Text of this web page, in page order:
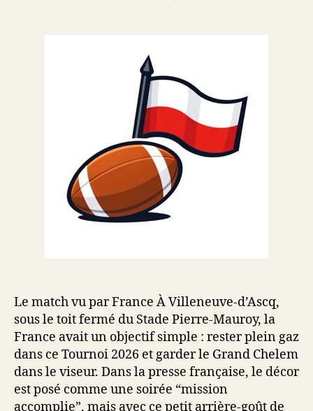
Le match vu par France À Villeneuve-d’Ascq,
sous le toit fermé du Stade Pierre-Mauroy, la
France avait un objectif simple : rester plein gaz
dans ce Tournoi 2026 et garder le Grand Chelem
dans le viseur. Dans la presse française, le décor
est posé comme une soirée “mission
accomplie”, mais avec ce petit arrière-goût de